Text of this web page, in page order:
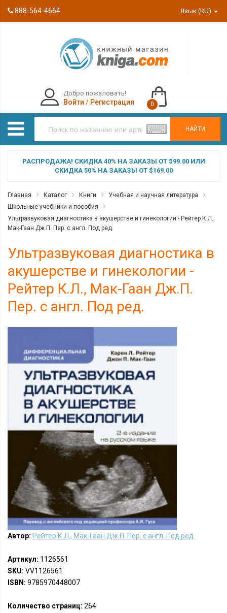
888-564-4664 Язык (RU)
НАЙТИ
Добро пожаловать!
Войти / Регистрация 0
РАСПРОДАЖА! СКИДКА 40% НА ЗАКАЗЫ ОТ $99.00 ИЛИ
СКИДКА 50% НА ЗАКАЗЫ ОТ $169.00
Главная Каталог Книги
Учебная и научная литература
Школьные учебники и пособия
Ультразвуковая диагностика в акушерстве и гинекологии - Рейтер К.Л.,
Мак-Гаан Дж.П. Пер. с англ. Под ред.
Ультразвуковая диагностика в
акушерстве и гинекологии -
Рейтер К.Л., Мак-Гаан Дж.П.
Пер. с англ. Под ред.
Автор: Рейтер К.Л., Мак-Гаан Дж.П. Пер. с англ. Под ред.
Артикул: 1126561
SKU: VV1126561
ISBN: 9785970448007
Количество страниц: 264